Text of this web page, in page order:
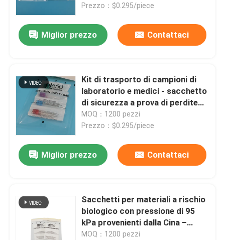
patologici
Prezzo：$0.295/piece
Miglior prezzo Contattaci
Kit di trasporto di campioni di
laboratorio e medici - sacchetto
di sicurezza a prova di perdite
95 kPa per sangue e campioni
patologici
MOQ：1200 pezzi
Prezzo：$0.295/piece
Miglior prezzo Contattaci
Sacchetti per materiali a rischio
biologico con pressione di 95
kPa provenienti dalla Cina –
conformi UN3373 con sacchetti
MOQ：1200 pezzi